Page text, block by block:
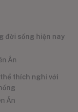
đời sống hiện nay
Ân
thích nghi với
Ân